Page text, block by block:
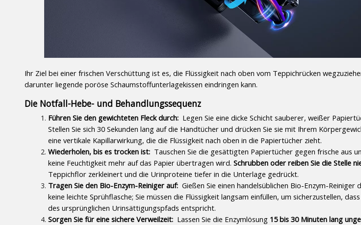
Ihr Ziel bei einer frischen Verschüttung ist es, die Flüssigkeit nach oben vom Teppichrücken
darunter liegende poröse Schaumstoffunterlagekissen eindringen kann.
Die Notfall-Hebe- und Behandlungssequenz
Führen Sie den gewichteten Fleck durch: Legen Sie eine dicke Schicht sauberer, weißer
Stellen Sie sich 30 Sekunden lang auf die Handtücher und drücken Sie sie mit Ihrem
eine vertikale Kapillarwirkung, die die Flüssigkeit nach oben in die Papiertücher zieht.
Wiederholen, bis es trocken ist: Tauschen Sie die gesättigten Papiertücher gegen frische aus
keine Feuchtigkeit mehr auf das Papier übertragen wird. Schrubben oder reiben Sie die Stelle
Teppichflor zerkleinert und die Urinproteine ​​tiefer in die Unterlage gedrückt.
Tragen Sie den Bio-Enzym-Reiniger auf: Gießen Sie einen handelsüblichen Bio-Enzym-Reiniger
keine leichte Sprühflasche; Sie müssen die Flüssigkeit langsam einfüllen, um sicherzustellen,
des ursprünglichen Urinsättigungspfads entspricht.
Sorgen Sie für eine sichere Verweilzeit: Lassen Sie die Enzymlösung 15 bis 30 Minuten lang